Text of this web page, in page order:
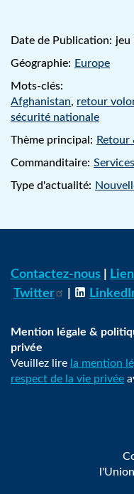
Date de Publication: jeu
Géographie: Europe
Mots-clés:
Afghanistan, retour
sécurité nationale
Thème principal: Retour
Commanditaire:
Type d'actualité:
Contactez-nous
Twitter
Mention légale &
privée
Veuillez lire la mention
respect de la vie privée